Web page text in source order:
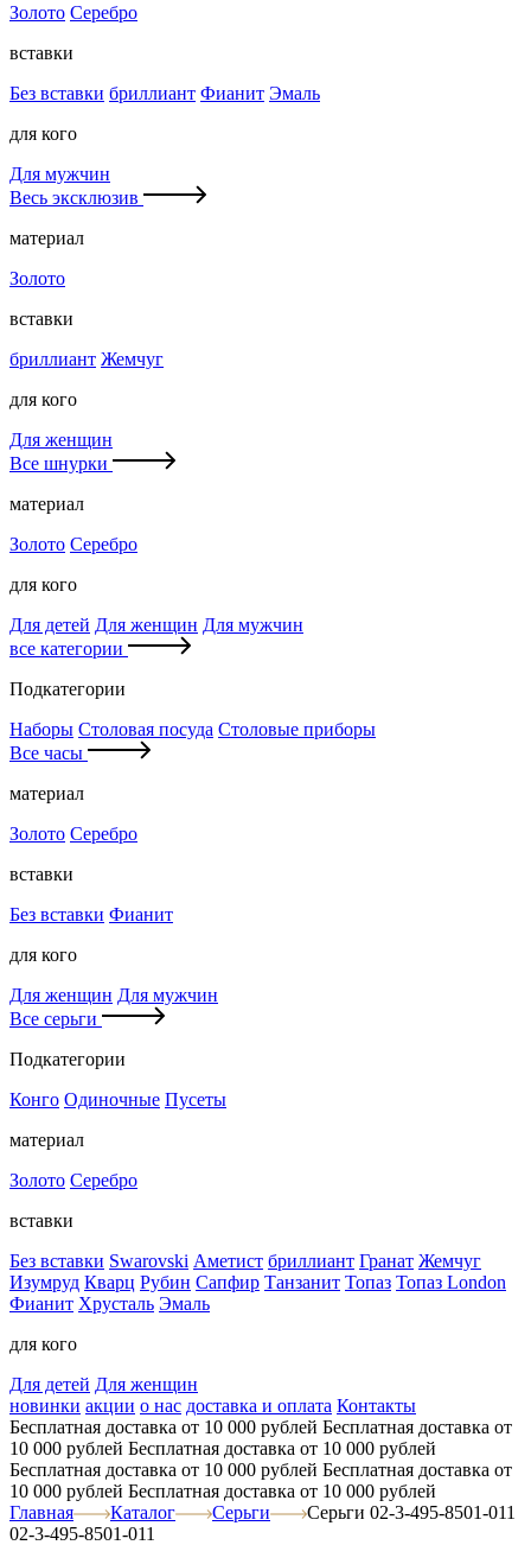
Золото Серебро
вставки
Без вставки бриллиант Фианит Эмаль
для кого
Для мужчин
Весь эксклюзив
материал
Золото
вставки
бриллиант Жемчуг
для кого
Для женщин
Все шнурки
материал
Золото Серебро
для кого
Для детей Для женщин Для мужчин
все категории
Подкатегории
Наборы Столовая посуда Столовые приборы
Все часы
материал
Золото Серебро
вставки
Без вставки Фианит
для кого
Для женщин Для мужчин
Все серьги
Подкатегории
Конго Одиночные Пусеты
материал
Золото Серебро
вставки
Без вставки Swarovski Аметист бриллиант Гранат Жемчуг
Изумруд Кварц Рубин Сапфир Танзанит Топаз Топаз London
Фианит Хрусталь Эмаль
для кого
Для детей Для женщин
новинки акции о нас доставка и оплата Контакты
Бесплатная доставка от 10 000 рублей Бесплатная доставка от
10 000 рублей Бесплатная доставка от 10 000 рублей
Бесплатная доставка от 10 000 рублей Бесплатная доставка от
10 000 рублей Бесплатная доставка от 10 000 рублей
Главная
Каталог Серьги
Серьги 02-3-495-8501-011
02-3-495-8501-011